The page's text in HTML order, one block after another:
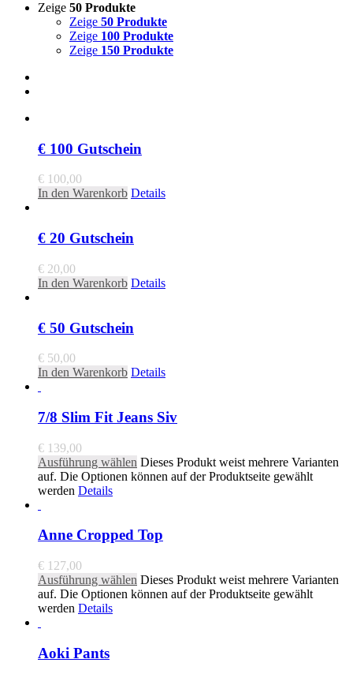
Zeige 50 Produkte
Zeige 50 Produkte
Zeige 100 Produkte
Zeige 150 Produkte
€ 100 Gutschein
€ 100,00
In den Warenkorb Details
€ 20 Gutschein
€ 20,00
In den Warenkorb Details
€ 50 Gutschein
€ 50,00
In den Warenkorb Details
7/8 Slim Fit Jeans Siv
€ 139,00
Ausführung wählen Dieses Produkt weist mehrere Varianten
auf. Die Optionen können auf der Produktseite gewählt
werden Details
Anne Cropped Top
€ 127,00
Ausführung wählen Dieses Produkt weist mehrere Varianten
auf. Die Optionen können auf der Produktseite gewählt
werden Details
Aoki Pants